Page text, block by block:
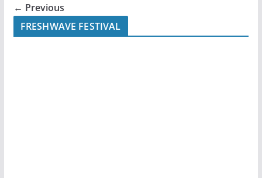
← Previous
FRESHWAVE FESTIVAL